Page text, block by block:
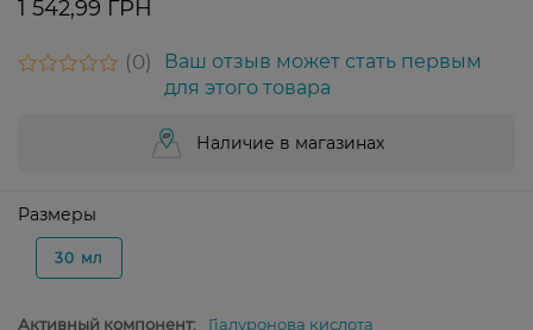
1 542,99 ГРН
0
Ваш отзыв может стать первым
для этого товара
Наличие в магазинах
Размеры
30 мл
Активный компонент:
Гіалуронова кислота